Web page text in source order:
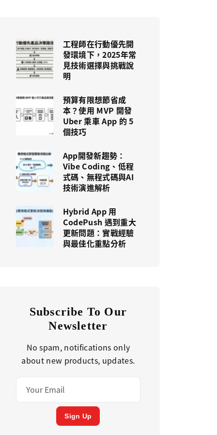
工程師在行動優先開
發環境下，2025年常
見技術選擇與挑戰說
明
預算有限想節省成
本？使用 MVP 開發
Uber 乘車 App 的 5
個技巧
App開發新趨勢：
Vibe Coding、低程
式碼、無程式碼與AI
技術演進解析
Hybrid App 用
CodePush 遇到重大
更新問題：實戰經驗
與最佳化重點分析
Subscribe To Our
Newsletter
No spam, notifications only
about new products, updates.
Sign Up